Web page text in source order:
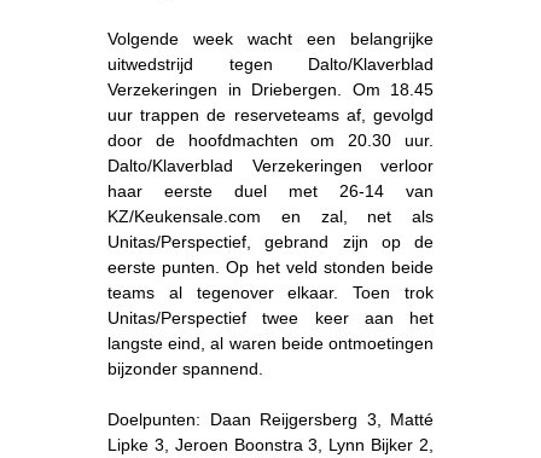
Volgende week wacht een belangrijke
uitwedstrijd tegen Dalto/Klaverblad
Verzekeringen in Driebergen. Om 18.45
uur trappen de reserveteams af, gevolgd
door de hoofdmachten om 20.30 uur.
Dalto/Klaverblad Verzekeringen verloor
haar eerste duel met 26-14 van
KZ/Keukensale.com en zal, net als
Unitas/Perspectief, gebrand zijn op de
eerste punten. Op het veld stonden beide
teams al tegenover elkaar. Toen trok
Unitas/Perspectief twee keer aan het
langste eind, al waren beide ontmoetingen
bijzonder spannend.
Doelpunten: Daan Reijgersberg 3, Matté
Lipke 3, Jeroen Boonstra 3, Lynn Bijker 2,